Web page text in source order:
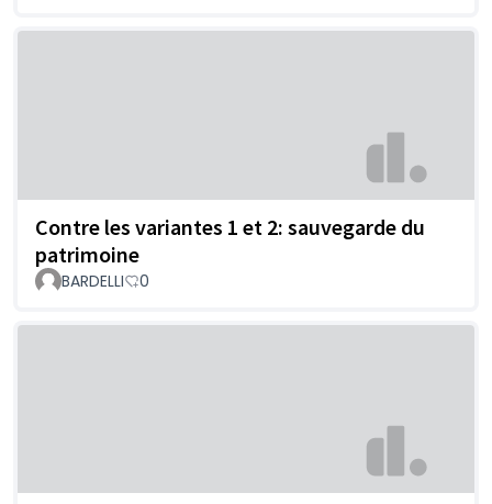
Contre les variantes 1 et 2: sauvegarde du
patrimoine
BARDELLI 0